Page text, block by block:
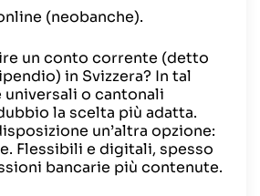
(neobanche).
un conto corrente (detto
in Svizzera? In tal
universali o cantonali
la scelta più adatta.
un’altra opzione:
Flessibili e digitali, spesso
bancarie più contenute.